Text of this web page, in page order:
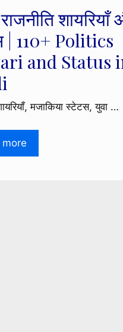
शायरियाँ
| 110+ Politics
and Status
मजाकिया स्टेटस, युवा …
more